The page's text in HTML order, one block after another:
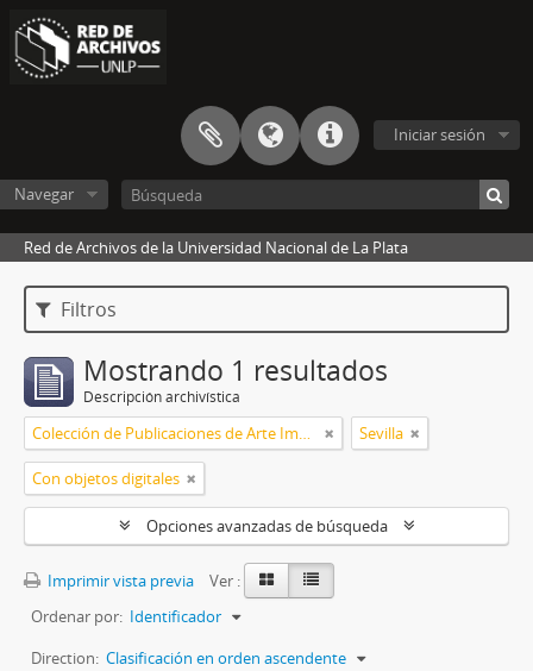
Iniciar sesión
Navegar
Red de Archivos de la Universidad Nacional de La Plata
Filtros
Mostrando 1 resultados
Descripción archivística
Colección de Publicaciones de Arte Impreso Sevilla
Con objetos digitales
Opciones avanzadas de búsqueda
Imprimir vista previa
Ver :
Ordenar por: Identificador
Direction: Clasificación en orden ascendente